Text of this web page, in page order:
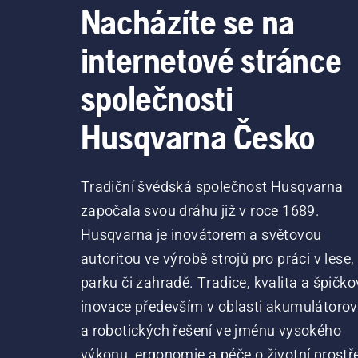
Nacházíte se na
internetové stránce
společnosti
Husqvarna Česko
Tradiční švédská společnost Husqvarna
započala svou dráhu již v roce 1689.
Husqvarna je inovátorem a světovou
autoritou ve výrobě strojů pro práci v lese,
parku či zahradě. Tradice, kvalita a
inovace především v oblasti
a robotických řešení ve jménu vysokého
výkonu, ergonomie a péče o životní